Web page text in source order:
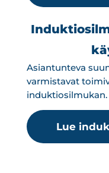
Asiantunteva
varmistavat
induktiosilmukan.
Lue